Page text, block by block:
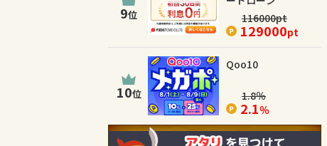
9位
116000pt
129000pt
10位
Qoo10
1.8％
2.1％